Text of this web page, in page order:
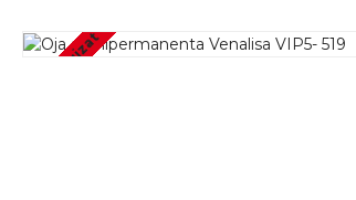
Stoc epuizat